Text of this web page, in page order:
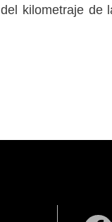
kilometraje de